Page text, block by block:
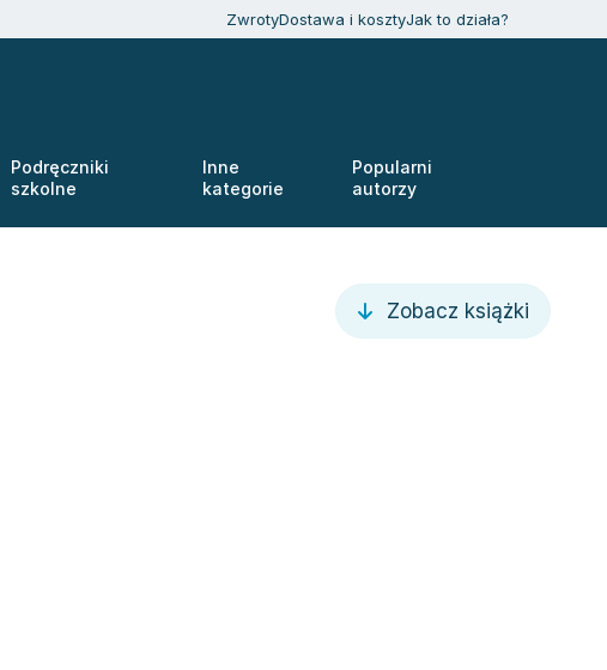
ZwrotyDostawa i kosztyJak to działa?
Podręczniki
szkolne
Inne
kategorie
Popularni
autorzy
Zobacz książki